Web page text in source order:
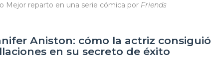
Mejor reparto en una serie cómica por Friends
Aniston: cómo la actriz consiguió
en su secreto de éxito